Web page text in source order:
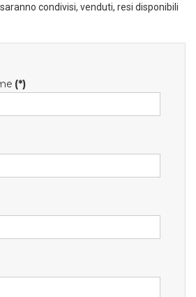
condivisi, venduti, resi disponibili
(*)